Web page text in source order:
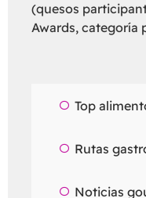
(quesos
Awards, categoría
Top
Rutas
Noticias